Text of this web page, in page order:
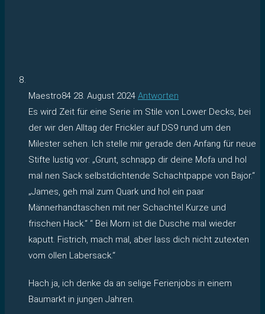
Maestro84 28. August 2024 Antworten
Es wird Zeit für eine Serie im Stile von Lower Decks, bei
der wir den Alltag der Frickler auf DS9 rund um den
Milester sehen. Ich stelle mir gerade den Anfang für neue
Stifte lustig vor: „Grunt, schnapp dir deine Mofa und hol
mal nen Sack selbstdichtende Schachtpappe von Bajor.“
„James, geh mal zum Quark und hol ein paar
Männerhandtaschen mit ner Schachtel Kurze und
frischen Hack.“ “ Bei Morn ist die Dusche mal wieder
kaputt. Fistrich, mach mal, aber lass dich nicht zutexten
vom ollen Labersack.“
Hach ja, ich denke da an selige Ferienjobs in einem
Baumarkt in jungen Jahren.